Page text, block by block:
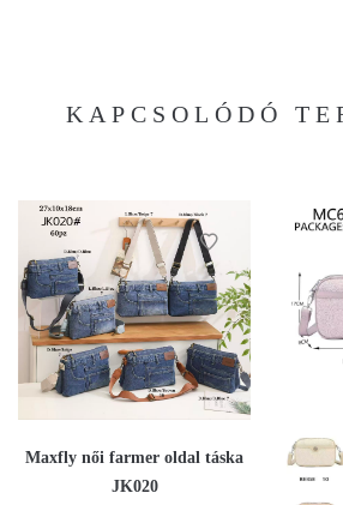
KAPCSOLÓDÓ
Maxfly női farmer oldal táska
JK020